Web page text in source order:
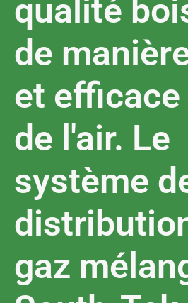
qualité
de
et
de l'air. Le
système
gaz